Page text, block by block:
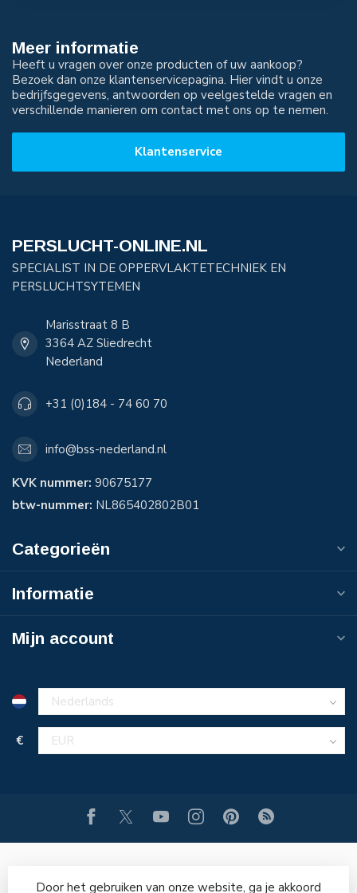
Meer informatie
Heeft u vragen over onze producten of uw aankoop?
Bezoek dan onze klantenservicepagina. Hier vindt u onze
bedrijfsgegevens, antwoorden op veelgestelde vragen en
verschillende manieren om contact met ons op te nemen.
Klantenservice
PERSLUCHT-ONLINE.NL
SPECIALIST IN DE OPPERVLAKTETECHNIEK EN
PERSLUCHTSYTEMEN
Marisstraat 8 B
3364 AZ Sliedrecht
Nederland
+31 (0)184 - 74 60 70
info@bss-nederland.nl
KVK nummer: 90675177
btw-nummer: NL865402802B01
Categorieën
Informatie
Mijn account
€
Door het gebruiken van onze website, ga je akkoord